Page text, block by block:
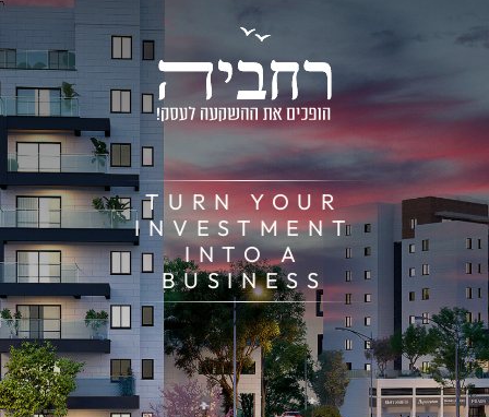
קריירה
שירות לקוחות
TURN YOUR
INVESTMENT
INTO A
BUSINESS